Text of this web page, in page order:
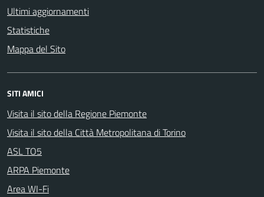
Ultimi aggiornamenti
Statistiche
Mappa del Sito
SITI AMICI
Visita il sito della Regione Piemonte
Visita il sito della Città Metropolitana di Torino
ASL TO5
ARPA Piemonte
Area WI-Fi